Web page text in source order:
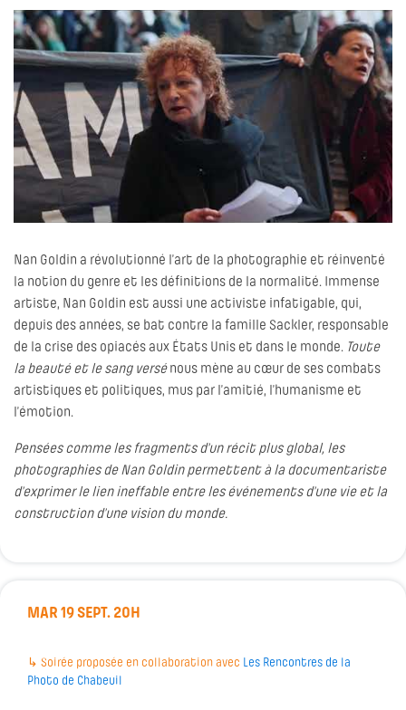
Nan Goldin a révolutionné l’art de la photographie et réinventé
la notion du genre et les définitions de la normalité. Immense
artiste, Nan Goldin est aussi une activiste infatigable, qui,
depuis des années, se bat contre la famille Sackler, responsable
de la crise des opiacés aux États Unis et dans le monde. Toute
la beauté et le sang versénous mène au cœur de ses combats
artistiques et politiques, mus par l’amitié, l’humanisme et
l’émotion.
Pensées comme les fragments d'un récit plus global, les
photographies de Nan Goldin permettent à la documentariste
d’exprimer le lien ineffable entre les événements d’une vie et la
construction d’une vision du monde.
MAR 19 SEPT. 20H
↳ Soirée proposée en collaboration avec Les Rencontres de la
Photo de Chabeuil